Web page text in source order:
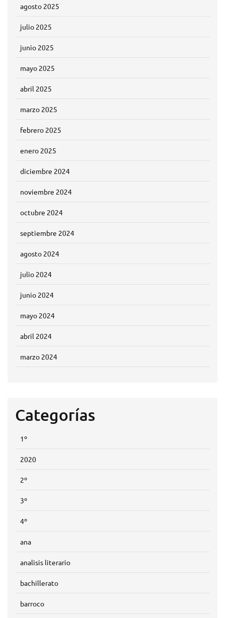
agosto 2025
julio 2025
junio 2025
mayo 2025
abril 2025
marzo 2025
febrero 2025
enero 2025
diciembre 2024
noviembre 2024
octubre 2024
septiembre 2024
agosto 2024
julio 2024
junio 2024
mayo 2024
abril 2024
marzo 2024
Categorías
1º
2020
2º
3º
4º
ana
analisis literario
bachillerato
barroco